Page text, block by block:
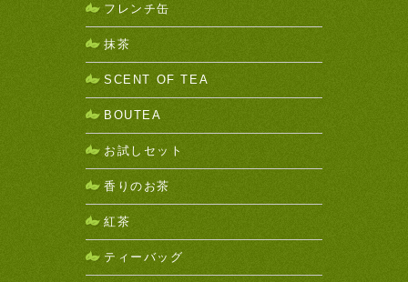
フレンチ缶
抹茶
SCENT OF TEA
BOUTEA
お試しセット
香りのお茶
紅茶
ティーバッグ